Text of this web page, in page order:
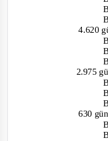
4.620
2.975
630